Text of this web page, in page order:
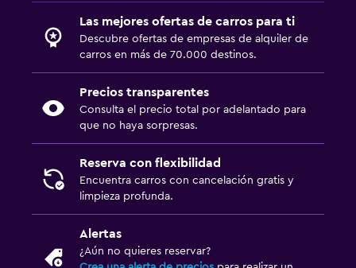
Las mejores ofertas de carros para ti
Descubre ofertas de empresas de alquiler de
carros en más de 70.000 destinos.
Precios transparentes
Consulta el precio total por adelantado para
que no haya sorpresas.
Reserva con flexibilidad
Encuentra carros con cancelación gratis y
limpieza profunda.
Alertas
¿Aún no quieres reservar?